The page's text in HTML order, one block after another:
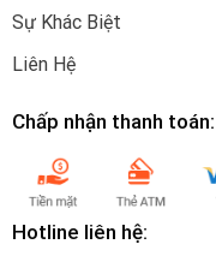
Sự Khác Biệt
Liên Hệ
Chấp nhận thanh toán:
Hotline liên hệ: